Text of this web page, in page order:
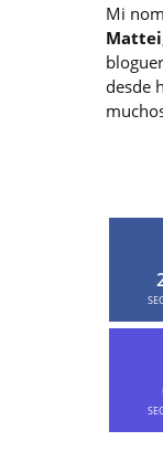
Mi
Mattei
desde